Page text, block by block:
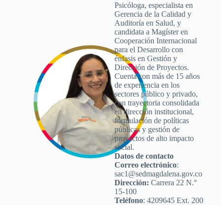
Psicóloga, especialista en
Gerencia de la Calidad y
Auditoría en Salud, y
candidata a Magíster en
Cooperación Internacional
para el Desarrollo con
énfasis en Gestión y
Dirección de Proyectos.
Cuenta con más de 15 años
de experiencia en los
sectores público y privado,
con trayectoria consolidada
en dirección institucional,
formulación de políticas
públicas y gestión de
proyectos de alto impacto
social.
Datos de contacto
Correo electrónico:
sac1@sedmagdalena.gov.co
Dirección: Carrera 22 N.°
15-100
Teléfono: 4209645 Ext. 200